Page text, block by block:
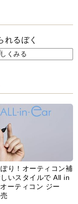
り！オーティコン補
いスタイルで All in
ーティコン ジー
より】広告ページにつ
びと訂正